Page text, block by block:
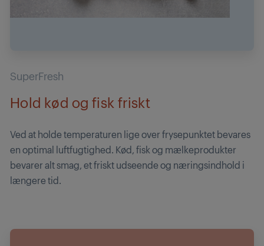
SuperFresh
Hold kød og fisk friskt
Ved at holde temperaturen lige over frysepunktet bevares
en optimal luftfugtighed. Kød, fisk og mælkeprodukter
bevarer alt smag, et friskt udseende og næringsindhold i
længere tid.